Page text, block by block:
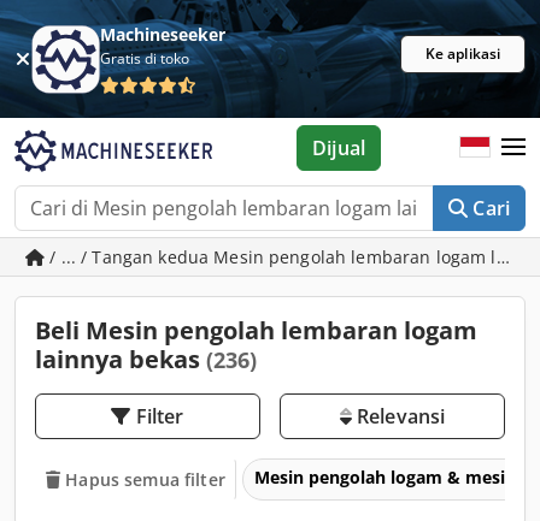
Machineseeker
Gratis di toko Ke aplikasi
Cari
Dijual
/ ... / Tangan kedua Mesin pengolah lembaran logam
Beli Mesin pengolah lembaran logam
lainnya bekas (236)
Filter Relevansi
Hapus semua filter Mesin pengolah logam & mesin